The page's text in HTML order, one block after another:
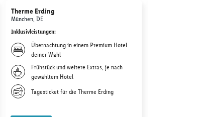
Therme Erding
München, DE
Inklusivleistungen:
Übernachtung in einem Premium Hotel
deiner Wahl
Frühstück und weitere Extras, je nach
gewähltem Hotel
Tagesticket für die Therme Erding